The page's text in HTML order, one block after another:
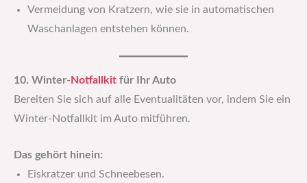
Vermeidung von Kratzern, wie sie in automatischen
Waschanlagen entstehen können.
10. Winter- Notfallkit für Ihr Auto
Bereiten Sie sich auf alle Eventualitäten vor, indem Sie ein
Winter-Notfallkit im Auto mitführen.
Das gehört hinein:
Eiskratzer und Schneebesen.